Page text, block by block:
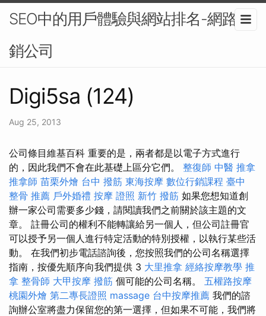
SEO中的用戶體驗與網站排名-網路行
銷公司
Digi5sa (124)
Aug 25, 2013
公司條目維基百科 重要的是，兩者都是以電子方式進行
的，因此我們不會在此基礎上區分它們。 整復師 中醫 推拿
推拿師 苗栗外燴 台中 撥筋 東海按摩 數位行銷課程 臺中
整骨 推薦 戶外婚禮 按摩 證照 新竹 撥筋 如果您想知道創
辦一家公司需要多少錢，請閱讀我們之前關於該主題的文
章。 註冊公司的權利不能轉讓給另一個人，但公司註冊官
可以授予另一個人進行特定活動的特別授權，以執行某些活
動。 在我們初步電話諮詢後，您按照我們的公司名稱選擇
指南，按優先順序向我們提供 3 大里推拿 經絡按摩教學 推
拿 整骨師 大甲按摩 撥筋 個可能的公司名稱。 五權路按摩
桃園外燴 第二專長證照 massage 台中按摩推薦 我們的諮
詢辦公室將盡力保留您的第一選擇，但如果不可能，我們將